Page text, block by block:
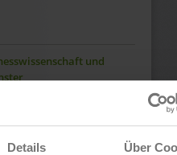
Details Über
und
und